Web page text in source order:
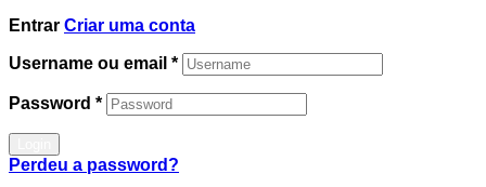
Entrar Criar uma conta
Username ou email *
Password *
Perdeu a password?